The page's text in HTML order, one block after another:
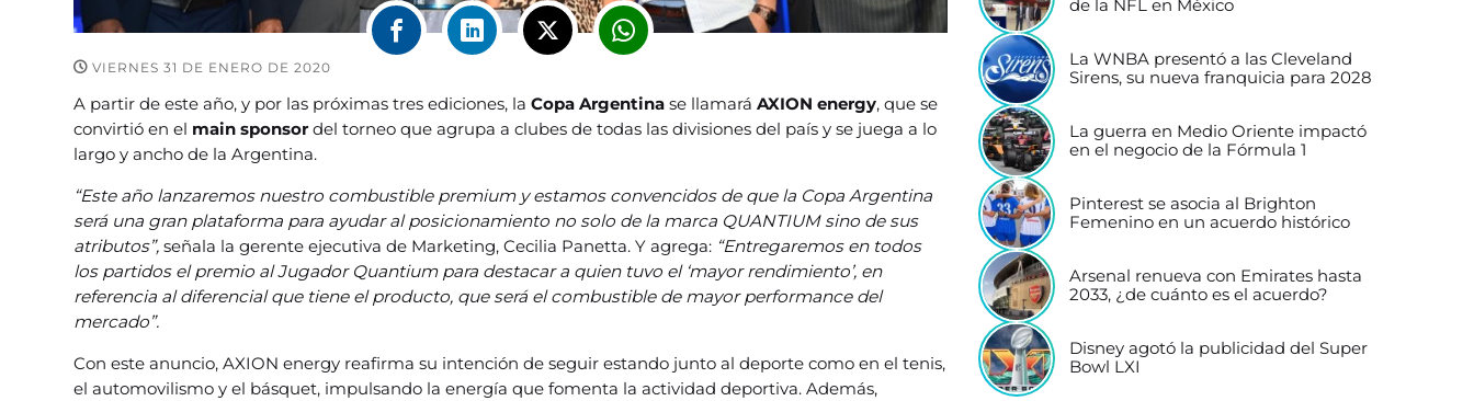
VIERNES 31 DE ENERO DE 2020
A partir de este año, y por las próximas tres ediciones, laCopa Argentina se llamará AXION energy, que se
convirtió en el main sponsor del torneo que agrupa a clubes de todas las divisiones del país y se juega a lo
largo y ancho de la Argentina.
“Este año lanzaremos nuestro combustible premium y estamos convencidos de que la Copa Argentina
será una gran plataforma para ayudar al posicionamiento no solo de la marca QUANTIUM sino de sus
atributos”, señala la gerente ejecutiva de Marketing, Cecilia Panetta. Y agrega: “Entregaremos en todos
los partidos el premio al Jugador Quantium para destacar a quien tuvo el ‘mayor rendimiento’, en
referencia al diferencial que tiene el producto, que será el combustible de mayor performance del
mercado”.
Con este anuncio, AXION energy reafirma su intención de seguir estando junto al deporte como en el tenis,
el automovilismo y el básquet, impulsando la energía que fomenta la actividad deportiva. Además,
de la NFL en México
La WNBA presentó a las Cleveland
Sirens, su nueva franquicia para 2028
La guerra en Medio Oriente impactó
en el negocio de la Fórmula 1
Pinterest se asocia al Brighton
Femenino en un acuerdo histórico
Arsenal renueva con Emirates hasta
2033, ¿de cuánto es el acuerdo?
Disney agotó la publicidad del Super
Bowl LXI